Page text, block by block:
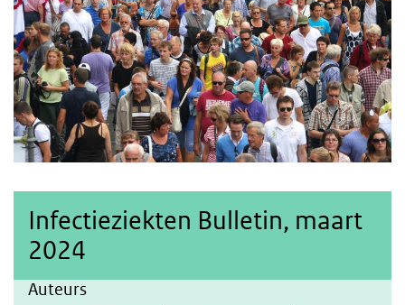
Infectieziekten Bulletin, maart
2024
Auteurs